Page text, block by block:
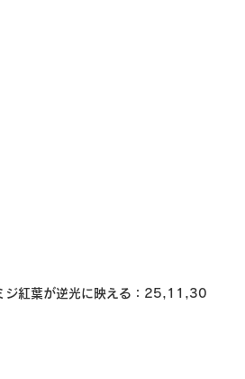
ジ紅葉が逆光に映える：25,11,30